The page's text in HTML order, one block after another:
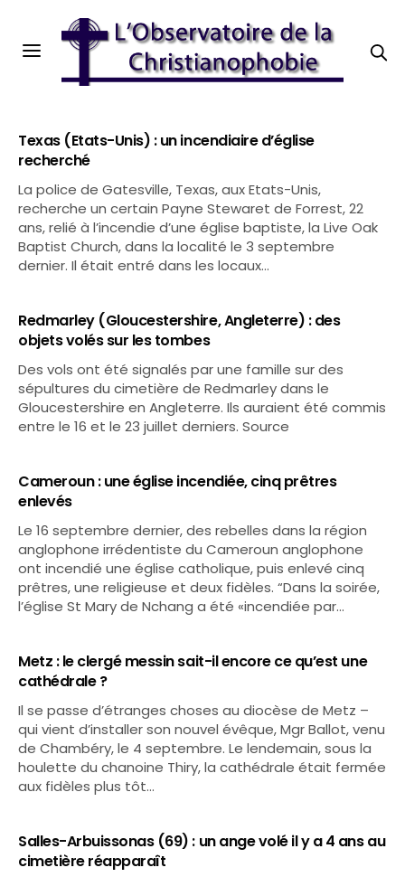
Texas (Etats-Unis) : un incendiaire d’église
recherché
La police de Gatesville, Texas, aux Etats-Unis,
recherche un certain Payne Stewaret de Forrest, 22
ans, relié à l’incendie d’une église baptiste, la Live Oak
Baptist Church, dans la localité le 3 septembre
dernier. Il était entré dans les locaux…
Redmarley (Gloucestershire, Angleterre) : des
objets volés sur les tombes
Des vols ont été signalés par une famille sur des
sépultures du cimetière de Redmarley dans le
Gloucestershire en Angleterre. Ils auraient été commis
entre le 16 et le 23 juillet derniers. Source
Cameroun : une église incendiée, cinq prêtres
enlevés
Le 16 septembre dernier, des rebelles dans la région
anglophone irrédentiste du Cameroun anglophone
ont incendié une église catholique, puis enlevé cinq
prêtres, une religieuse et deux fidèles. “Dans la soirée,
l’église St Mary de Nchang a été «incendiée par…
Metz : le clergé messin sait-il encore ce qu’est une
cathédrale ?
Il se passe d’étranges choses au diocèse de Metz –
qui vient d’installer son nouvel évêque, Mgr Ballot, venu
de Chambéry, le 4 septembre. Le lendemain, sous la
houlette du chanoine Thiry, la cathédrale était fermée
aux fidèles plus tôt…
Salles-Arbuissonas (69) : un ange volé il y a 4 ans au
cimetière réapparaît